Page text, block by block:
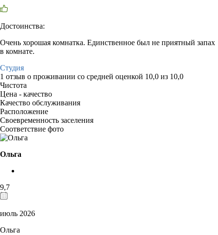
Достоинства:
Очень хорошая комнатка. Единственное был не приятный запах
в комнате.
Студия
1 отзыв о проживании со средней оценкой 10,0 из 10,0
Чистота
Цена - качество
Качество обслуживания
Расположение
Своевременность заселения
Соответствие фото
Ольга
9,7
июль 2026
Ольга